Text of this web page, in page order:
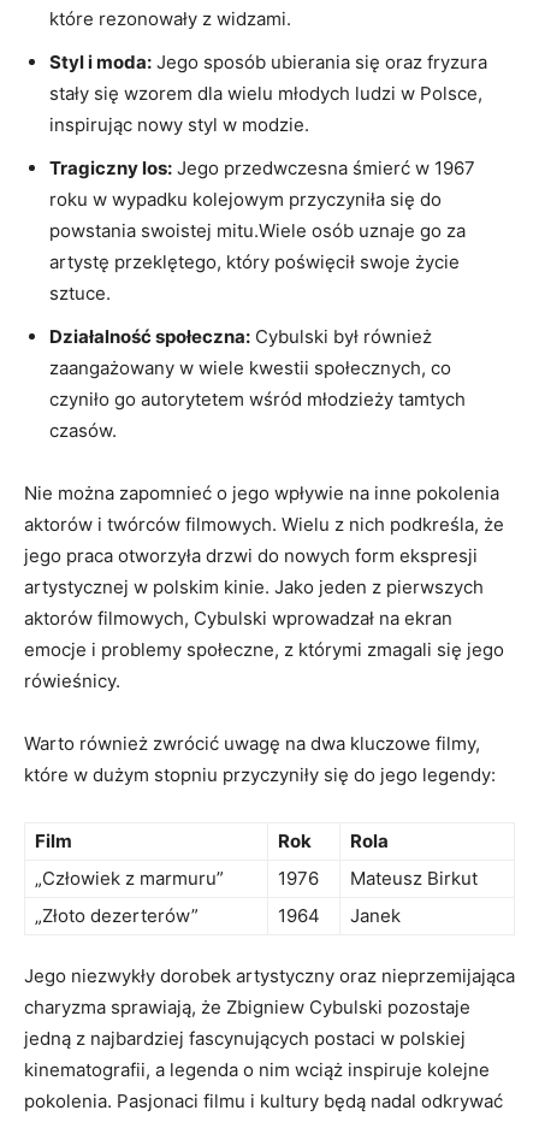
które rezonowały z widzami.
Styl i moda: Jego sposób ubierania się oraz fryzura
stały się wzorem dla wielu młodych ludzi w Polsce,
inspirując nowy styl w modzie.
Tragiczny los: Jego przedwczesna śmierć w 1967
roku w wypadku kolejowym przyczyniła się do
powstania swoistej mitu.Wiele osób uznaje go za
artystę przeklętego, który poświęcił swoje życie
sztuce.
Działalność społeczna: Cybulski był również
zaangażowany w wiele kwestii społecznych, co
czyniło go autorytetem wśród młodzieży tamtych
czasów.
Nie można zapomnieć o jego wpływie na inne pokolenia
aktorów i twórców filmowych. Wielu z nich podkreśla, że
jego praca otworzyła drzwi do nowych form ekspresji
artystycznej w polskim kinie. Jako jeden z pierwszych
aktorów filmowych, Cybulski wprowadzał na ekran
emocje i problemy społeczne, z którymi zmagali się jego
rówieśnicy.
Warto również zwrócić uwagę na dwa kluczowe filmy,
które w dużym stopniu przyczyniły się do jego legendy:
Film Rok
Rola
„Człowiek z marmuru”
1976
Mateusz Birkut
„Złoto dezerterów”
1964 Janek
Jego niezwykły dorobek artystyczny oraz nieprzemijająca
charyzma sprawiają, że Zbigniew Cybulski pozostaje
jedną z najbardziej fascynujących postaci w polskiej
kinematografii, a legenda o nim wciąż inspiruje kolejne
pokolenia. Pasjonaci filmu i kultury będą nadal odkrywać